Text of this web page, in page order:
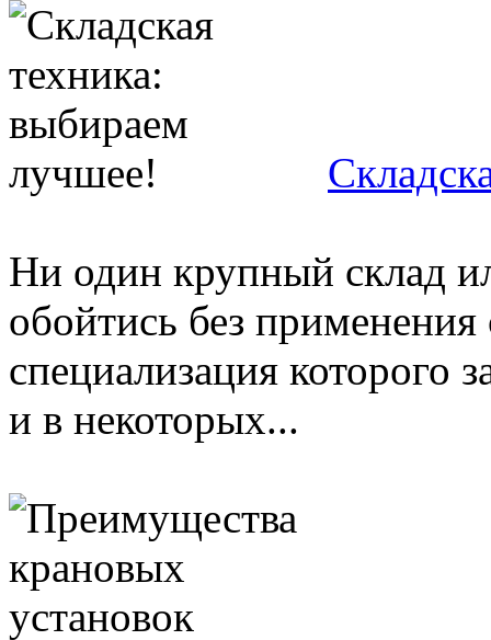
Ни один крупный склад
обойтись без
специализация которого
и в некоторых...